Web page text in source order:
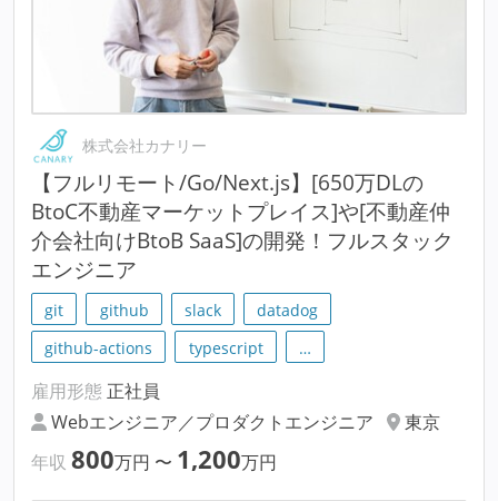
株式会社カナリー
【フルリモート/Go/Next.js】[650万DLの
BtoC不動産マーケットプレイス]や[不動産仲
介会社向けBtoB SaaS]の開発！フルスタック
エンジニア
git github slack
datadog
github-actions
typescript …
雇用形態 正社員
Webエンジニア／プロダクトエンジニア
東京
年収 800万円 〜 1,200万円